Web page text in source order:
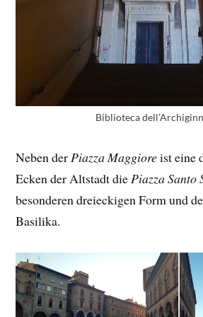
Biblioteca
Neben der Piazza Maggioreist eine
Ecken der Altstadt die Piazza Santo
besonderen dreieckigen Form und
Basilika.